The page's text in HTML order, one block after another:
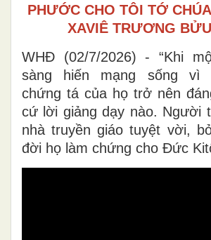
PHƯỚC CHO TÔI TỚ
XAVIÊ TRƯƠNG
WHĐ (02/7/2026) - “Khi
sàng hiến mạng sống vì
chứng tá của họ trở nên
cứ lời giảng dạy nào. Người
nhà truyền giáo tuyệt vời,
đời họ làm chứng cho Đức